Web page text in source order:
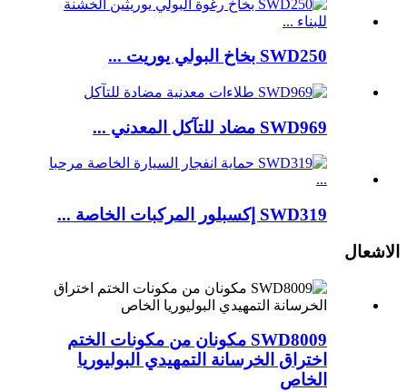
SWD250 بخاخ البولي يوريت ...
SWD969 مضاد للتآكل المعدني ...
SWD319 إكسبلور المركبات الخاصة ...
الاشعال
SWD8009 مكونان من مكونات الختم
اختراق الخرسانة التمهيدي البوليوريا
الخاص